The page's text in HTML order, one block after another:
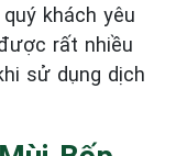
khách yêu
rất nhiều
sử dụng dịch